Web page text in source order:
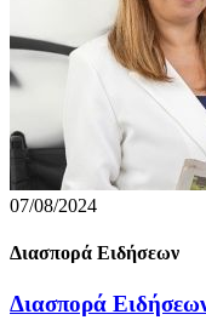
07/08/2024
Διασπορά Ειδήσεων
Διασπορά